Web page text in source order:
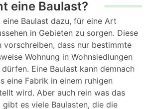
eine Baulast?
Baulast dazu, für eine Art
in Gebieten zu sorgen. Diese
vorschreiben, dass nur bestimmte
Wohnung in Wohnsiedlungen
Eine Baulast kann demnach
eine Fabrik in einem ruhigen
wird. Aber auch rein was das
es viele Baulasten, die die